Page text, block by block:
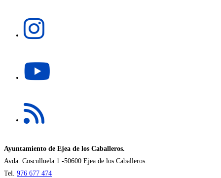
abre
nueva
pestaña
en
nueva
pestaña
Ayuntamiento de Ejea de los Caballeros.
Avda. Cosculluela 1 -50600 Ejea de los Caballeros.
Tel. 976 677 474